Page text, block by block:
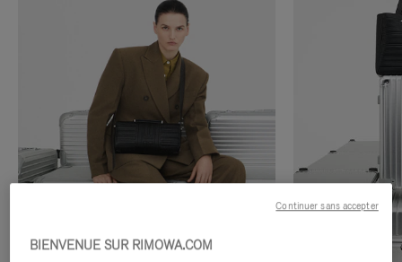
BIENVENUE SUR RIMOWA.COM
Continuer sans accepter